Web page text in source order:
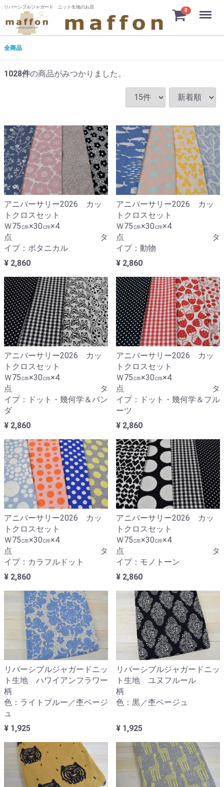
リバーシブルジャガード ニット生地のお店
0 Menu
全商品
1028件の商品がみつかりました。
アニバーサリー2026 カッ
トクロスセット
Ｗ75㎝×30㎝×4
点 タ
イプ：ボタニカル
¥ 2,860
アニバーサリー2026 カッ
トクロスセット
Ｗ75㎝×30㎝×4
点 タ
イプ：動物
¥ 2,860
アニバーサリー2026 カッ
トクロスセット
Ｗ75㎝×30㎝×4
点 タ
イプ：ドット・幾何学＆パン
ダ
¥ 2,860
アニバーサリー2026 カッ
トクロスセット
Ｗ75㎝×30㎝×4
点 タ
イプ：ドット・幾何学＆フル
ーツ
¥ 2,860
アニバーサリー2026 カッ
トクロスセット
Ｗ75㎝×30㎝×4
点 タ
イプ：カラフルドット
¥ 2,860
アニバーサリー2026 カッ
トクロスセット
Ｗ75㎝×30㎝×4
点 タ
イプ：モノトーン
¥ 2,860
リバーシブルジャガードニッ
ト生地 ハワイアンフラワー
柄
色：ライトブルー／杢ベージ
ュ
¥ 1,925
リバーシブルジャガードニッ
ト生地 ユヌフルール
柄
色：黒／杢ベージュ
¥ 1,925